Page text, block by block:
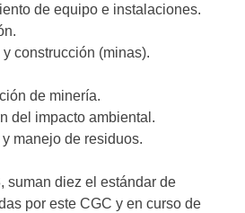
de equipo e instalaciones.
y construcción (minas).
de minería.
del impacto ambiental.
y manejo de residuos.
suman diez el estándar de
por este CGC y en curso de